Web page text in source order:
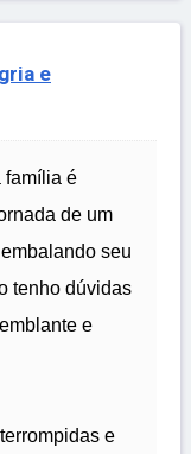
e
família é
de um
seu
tenho dúvidas
e
e